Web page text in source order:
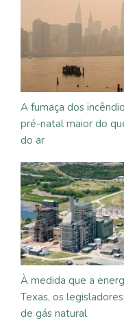
A fumaça dos
pré-natal maior do
do ar
À medida que a
Texas, os
de gás natural